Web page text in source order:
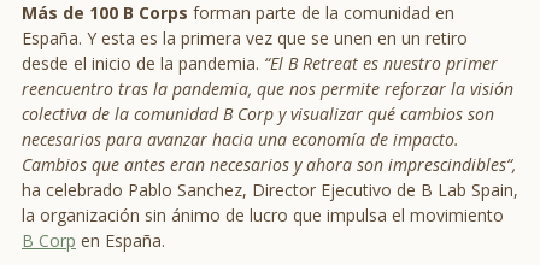
Más de 100 B Corps forman parte de la comunidad en
España. Y esta es la primera vez que se unen en un retiro
desde el inicio de la pandemia. “El B Retreat es nuestro primer
reencuentro tras la pandemia, que nos permite reforzar la visión
colectiva de la comunidad B Corp y visualizar qué cambios son
necesarios para avanzar hacia una economía de impacto.
Cambios que antes eran necesarios y ahora son imprescindibles“,
ha celebrado Pablo Sanchez, Director Ejecutivo de B Lab Spain,
la organización sin ánimo de lucro que impulsa el movimiento
B Corp en España.